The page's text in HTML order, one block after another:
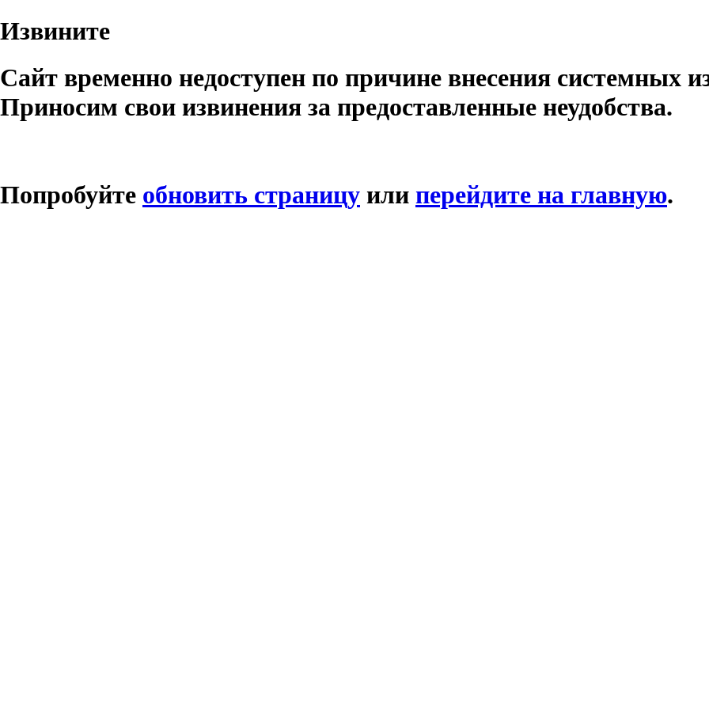
Извините
Сайт временно недоступен по причине внесения системных
Приносим свои извинения за предоставленные неудобства.
Попробуйте обновить страницу или перейдите на главную.